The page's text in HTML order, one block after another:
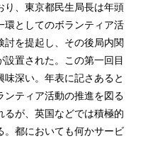
り、東京都民生局長は年頭
環としてのボランティア活
討を提起し、その後局内関
置された。この第一回目
深い。年表に記さあると
ンティア活動の推進を図る
るが、英国などでは積極的
。都においても何かサービ